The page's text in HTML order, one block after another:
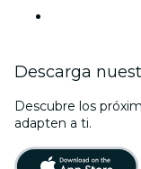
Descarga
Descubre los
adapten a ti.